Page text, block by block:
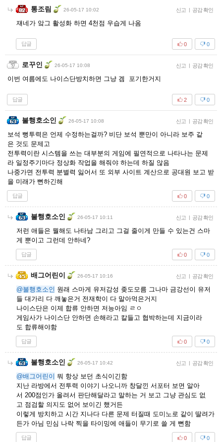
통조림 26-05-17 10:02 신고 | 공감 확인
쟤네가 앜그 활성화 하면 4천점 우습게 나옴
답글 0
0
로꾸인 26-05-17 10:08 신고 | 공감 확인
이번 여름에도 나이스단방치하면 그냥 겜 포기한거지
답글 0
2
불행호소인 26-05-17 10:08 신고 | 공감 확인
보석 뻥투력은 언제 수정하는걸까? 비단 보석 뿐만이 아니라 보주 같
은 것도 문제고
전투력이란 시스템을 쓰는 대부분의 게임에 필연적으로 나타나는 문제
라 일정주기마다 정상화 작업을 해줘야 하는데 하질 않음
나중가면 전투력 분별력 잃어서 또 외부 사이트 계산으로 공대원 보고 받
을 미래가 뻔하긴해
답글 0
0
불행호소인 26-05-17 10:11 신고 | 공감 확인
저런 애들은 뭘해도 나타남 그리고 그걸 줄이게 만들 수 있는건 스마
게 뿐이고 그런데 안하네?
답글 0
0
배그어린이 26-05-17 10:16 신고 | 공감 확인
@불행호소인 원래 스마게 유저감성 좆도모름 그나마 금강선이 유저
들 대가리 다 깨놓은거 전재학이 다 말아먹은거지
나이스단은 이제 합류 안하면 저능아임 ㄹㅇ
게임사가 나이스단 안하면 손해라고 칼들고 협박하는데 지금이라
도 합류해야함
답글 0
0
불행호소인 26-05-17 10:42 신고 | 공감 확인
@배그어린이 뭐 항상 보던 초식이긴함
지난 라방에서 전투력 이야기 나오니까 창달낀 서포터 보면 알아
서 200점인가 올려서 판단해달라고 말하는 거 보고 그냥 관심도 없
고 점검할 의지도 없어 보이긴 했거든
이렇게 방치하고 시간 지나다 다른 문제 터질때 도미노로 같이 딸려가
든가 아님 민심 나락 찍을 타이밍에 애들이 무기로 쓸 게 뻔함
답글 0
0